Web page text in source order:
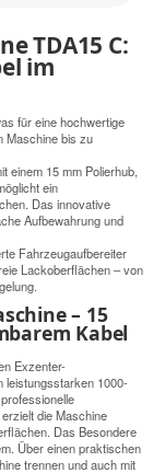
TDA15 C:
im
für eine hochwertige
Maschine bis zu
einem 15 mm Polierhub,
ein
Das innovative
Aufbewahrung und
Fahrzeugaufbereiter
Lackoberflächen – von
– 15
Kabel
Exzenter-
leistungsstarken 1000-
die Maschine
Das Besondere
Über einen praktischen
trennen und auch mit